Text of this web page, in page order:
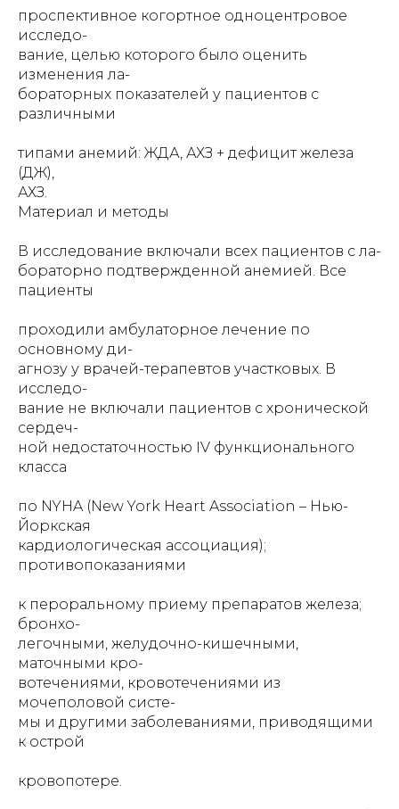
проспективное когортное одноцентровое
исследо-
вание, целью которого было оценить
изменения ла-
бораторных показателей у пациентов с
различными
типами анемий: ЖДА, АХЗ + дефицит железа
(ДЖ),
АХЗ.
Материал и методы
В исследование включали всех пациентов с ла-
бораторно подтвержденной анемией. Все
пациенты
проходили амбулаторное лечение по
основному ди-
агнозу у врачей-терапевтов участковых. В
исследо-
вание не включали пациентов с хронической
сердеч-
ной недостаточностью IV функционального
класса
по NYHA (New York Heart Association – Нью-
Йоркская
кардиологическая ассоциация);
противопоказаниями
к пероральному приему препаратов железа;
бронхо-
легочными, желудочно-кишечными,
маточными кро-
вотечениями, кровотечениями из
мочеполовой систе-
мы и другими заболеваниями, приводящими
к острой
кровопотере.